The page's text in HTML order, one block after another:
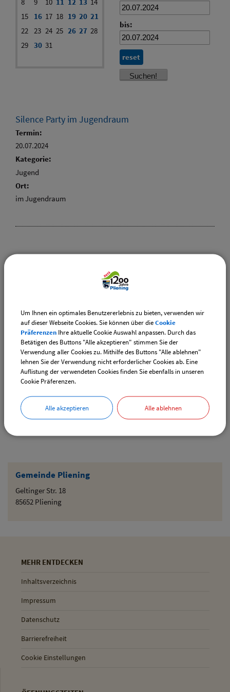
Gemeinde Pliening
Geltinger Str. 18
85652 Pliening
15
16 17 18 19 20 21
22 23 24 25 26 27 28
29 30 31
bis:
reset
Silence Party im Jugendraum
Termin:
20.07.2024
Kategorie:
Jugend
Ort:
im Jugendraum
Adventsmarkt Hofladen Burghart
Downloads
Den gewählten Termin als VCS-Kalenderdatei
downloaden
Den gewählten Termin als iCal-Kalenderdatei
downloaden
MEHR ENTDECKEN
Inhaltsverzeichnis
Impressum
Datenschutz
Barrierefreiheit
Cookie Einstellungen
Um Ihnen ein optimales Benutzererlebnis zu bieten, verwenden wir
auf dieser Webseite Cookies. Sie können über dieCookie
Präferenzen Ihre aktuelle Cookie Auswahl anpassen. Durch das
Betätigen des Buttons "Alle akzeptieren" stimmen Sie der
Verwendung aller Cookies zu. Mithilfe des Buttons "Alle ablehnen"
lehnen Sie der Verwendung nicht erforderlicher Cookies ab. Eine
Auflistung der verwendeten Cookies finden Sie ebenfalls in unseren
Cookie Präferenzen.
Alle akzeptieren Alle ablehnen